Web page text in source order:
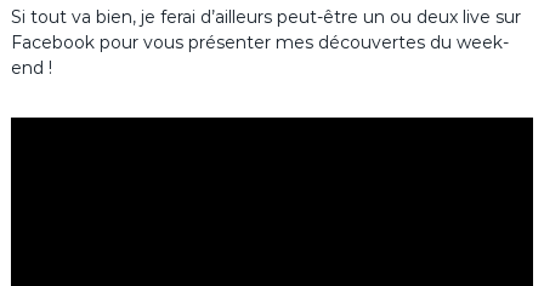
Si tout va bien, je ferai d’ailleurs peut-être un ou deux live sur
Facebook pour vous présenter mes découvertes du week-
end !